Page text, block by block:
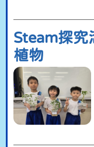
Steam探究
植物